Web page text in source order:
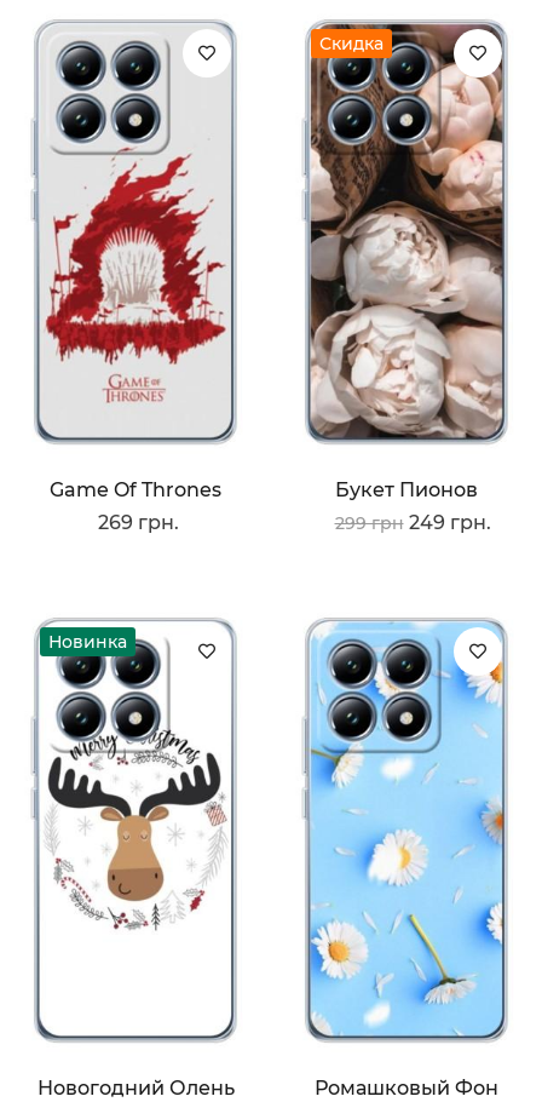
Game Of Thrones
269 грн.
Скидка
Букет Пионов
299 грн 249 грн.
Новинка
Новогодний Олень
Ромашковый Фон